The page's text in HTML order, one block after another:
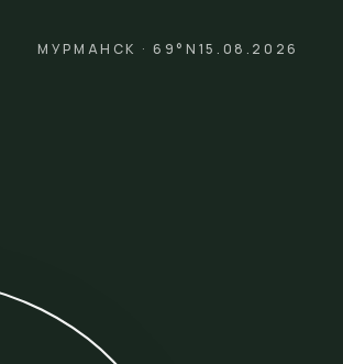
МУРМАНСК · 69°N 15.08.2026